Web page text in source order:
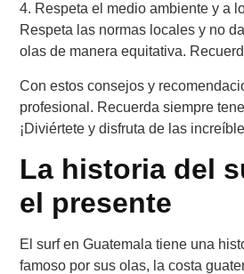
4. Respeta el medio ambiente y a
Respeta las normas locales y no
olas de manera equitativa.
Con estos consejos y
profesional. Recuerda siempre
¡Diviértete y disfruta de las
La historia del
el presente
El surf en Guatemala tiene una
famoso por sus olas, la costa